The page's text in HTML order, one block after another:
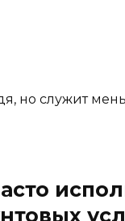
но служит